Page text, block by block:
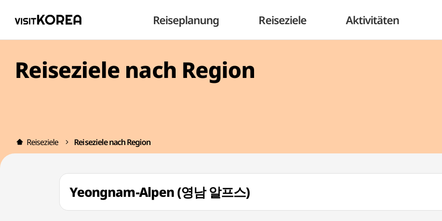
Reiseplanung Reiseziele Aktivitäten
Reiseziele nach Region
Reiseziele Reiseziele nach Region
Yeongnam-Alpen (영남 알프스)